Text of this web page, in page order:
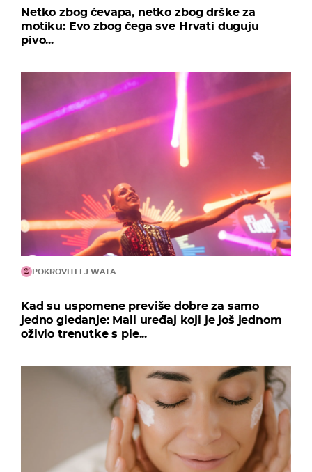
Netko zbog ćevapa, netko zbog drške za
motiku: Evo zbog čega sve Hrvati duguju
pivo...
POKROVITELJ WATA
Kad su uspomene previše dobre za samo
jedno gledanje: Mali uređaj koji je još jednom
oživio trenutke s ple...